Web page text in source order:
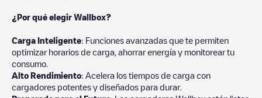
¿Por qué elegir Wallbox?
Carga Inteligente: Funciones avanzadas que te permiten
optimizar horarios de carga, ahorrar energía y monitorear tu
consumo.
Alto Rendimiento: Acelera los tiempos de carga con
cargadores potentes y diseñados para durar.